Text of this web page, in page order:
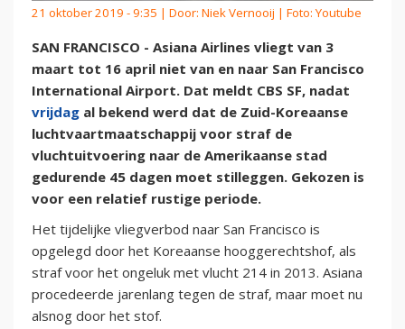
21 oktober 2019 - 9:35 | Door: Niek Vernooij | Foto: Youtube
SAN FRANCISCO - Asiana Airlines vliegt van 3
maart tot 16 april niet van en naar San Francisco
International Airport. Dat meldt CBS SF, nadat
vrijdag al bekend werd dat de Zuid-Koreaanse
luchtvaartmaatschappij voor straf de
vluchtuitvoering naar de Amerikaanse stad
gedurende 45 dagen moet stilleggen. Gekozen is
voor een relatief rustige periode.
Het tijdelijke vliegverbod naar San Francisco is
opgelegd door het Koreaanse hooggerechtshof, als
straf voor het ongeluk met vlucht 214 in 2013. Asiana
procedeerde jarenlang tegen de straf, maar moet nu
alsnog door het stof.